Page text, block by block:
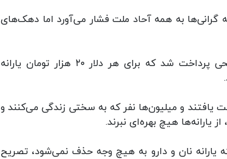
گرانی‌ها به همه آحاد ملت فشار می‌آورد اما دهک‌های
وی برای نمونه توضیح داد: سال گذشته ۱۵.۶ میلیارد دلار ارز ترجیحی پرداخت شد که برای هر دلار ۲۰ هزار تومان یارانه
یافتند و میلیون‌ها نفر که به سختی زندگی می‌کنند و
هیچ بهره‌ای نبرند.
یارانه نان و دارو به هیچ وجه حذف نمی‌شود، تصریح